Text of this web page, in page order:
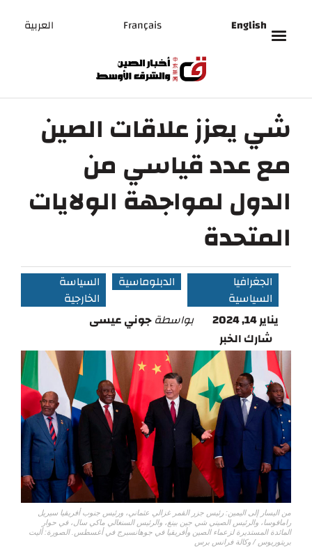
English
Français العربية
شي يعزز علاقات الصين
مع عدد قياسي من
الدول لمواجهة الولايات
المتحدة
الجغرافيا
السياسية
الدبلوماسية
السياسة
الخارجية
يناير 14, 2024
بواسطةجوني عيسى
شارك الخبر
من اليسار إلى اليمين: رئيس جزر القمر غزالي عثماني، ورئيس جنوب أفريقيا سيريل
رامافوسا، والرئيس الصيني شي جين بينغ، والرئيس السنغالي ماكي سال، في حوار
المائدة المستديرة لزعماء الصين وأفريقيا في جوهانسبرج في أغسطس. الصورة: أليت
بريتوريوس / وكالة فرانس برس